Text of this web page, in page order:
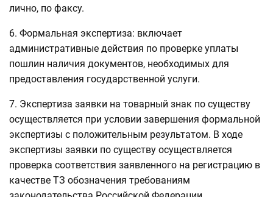
лично, по факсу.
6. Формальная экспертиза: включает
административные действия по проверке уплаты
пошлин наличия документов, необходимых для
предоставления государственной услуги.
7. Экспертиза заявки на товарный знак по существу
осуществляется при условии завершения формальной
экспертизы с положительным результатом. В ходе
экспертизы заявки по существу осуществляется
проверка соответствия заявленного на регистрацию в
качестве ТЗ обозначения требованиям